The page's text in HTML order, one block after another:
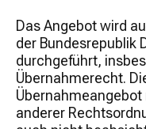
Das Angebot wird
der Bundesrepublik
durchgeführt,
Übernahmerecht.
anderer